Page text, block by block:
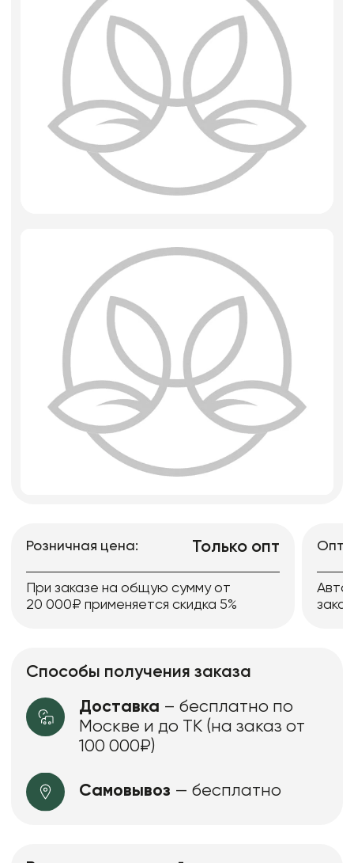
Игрушки мягкие
Сухоцветы
Розничная цена: Только опт
При заказе на общую сумму от
20 000₽ применяется скидка 5%
Способы получения заказа
Доставка – бесплатно по
Москве и до ТК (на заказ от
100 000₽)
Самовывоз — бесплатно